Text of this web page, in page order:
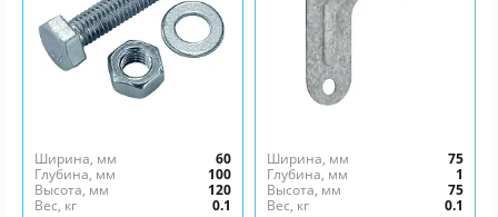
Ширина, мм
60
Глубина, мм
100
Высота, мм
120
Вес, кг
0.1
Ширина, мм
75
Глубина, мм
1
Высота, мм
75
Вес, кг
0.1